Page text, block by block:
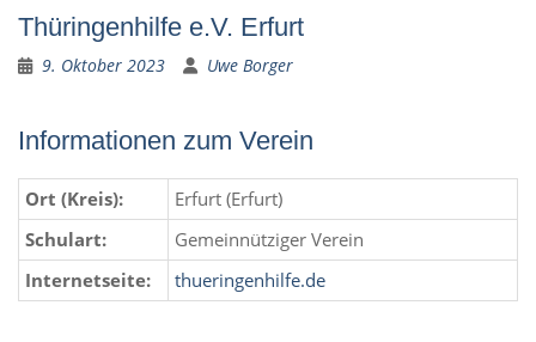
Thüringenhilfe e.V. Erfurt
9. Oktober 2023 Uwe Borger
Informationen zum Verein
Ort (Kreis):
Erfurt (Erfurt)
Schulart:
Gemeinnütziger Verein
Internetseite:
thueringenhilfe.de